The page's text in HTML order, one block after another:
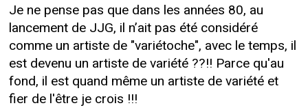
Je ne pense pas que dans les années 80, au
lancement de JJG, il n’ait pas été considéré
comme un artiste de "variétoche", avec le temps, il
est devenu un artiste de variété ??!! Parce qu'au
fond, il est quand même un artiste de variété et
fier de l'être je crois !!!